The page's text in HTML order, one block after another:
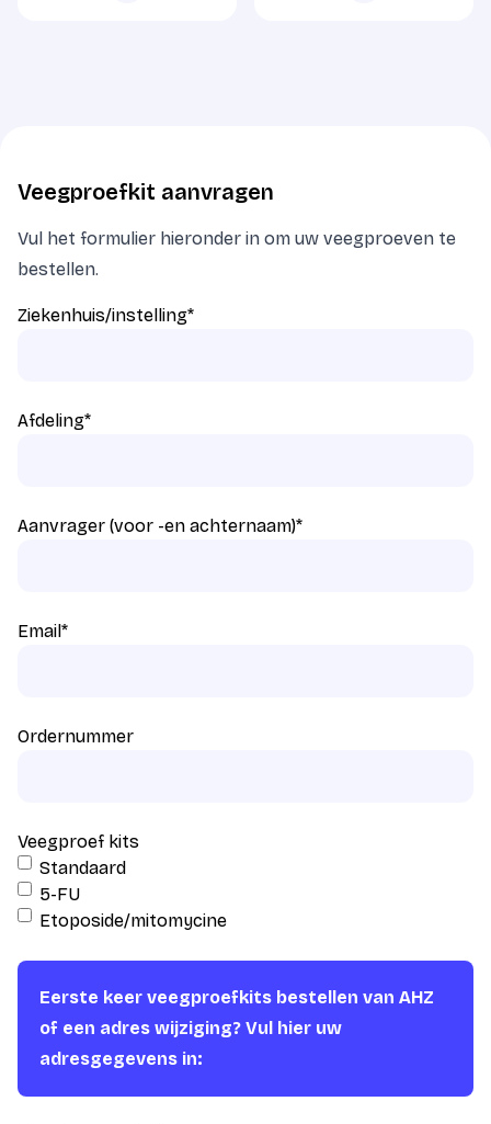
Veegproefkit aanvragen
Vul het formulier hieronder in om uw veegproeven te
bestellen.
Ziekenhuis/instelling*
Afdeling*
Aanvrager (voor -en achternaam)*
Email*
Ordernummer
Veegproef kits
Standaard
5-FU
Etoposide/mitomycine
Eerste keer veegproefkits bestellen van AHZ
of een adres wijziging? Vul hier uw
adresgegevens in: